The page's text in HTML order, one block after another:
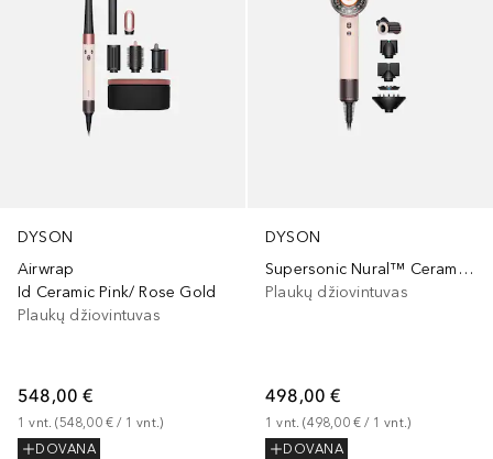
DYSON
Airwrap
Id Ceramic Pink/ Rose Gold
Plaukų džiovintuvas
548,00 €
1 vnt. (548,00 € / 1 vnt.)
DOVANA
DYSON
Supersonic Nural™ Ceramic Pink/ Rose Gold
Plaukų džiovintuvas
498,00 €
1 vnt. (498,00 € / 1 vnt.)
DOVANA